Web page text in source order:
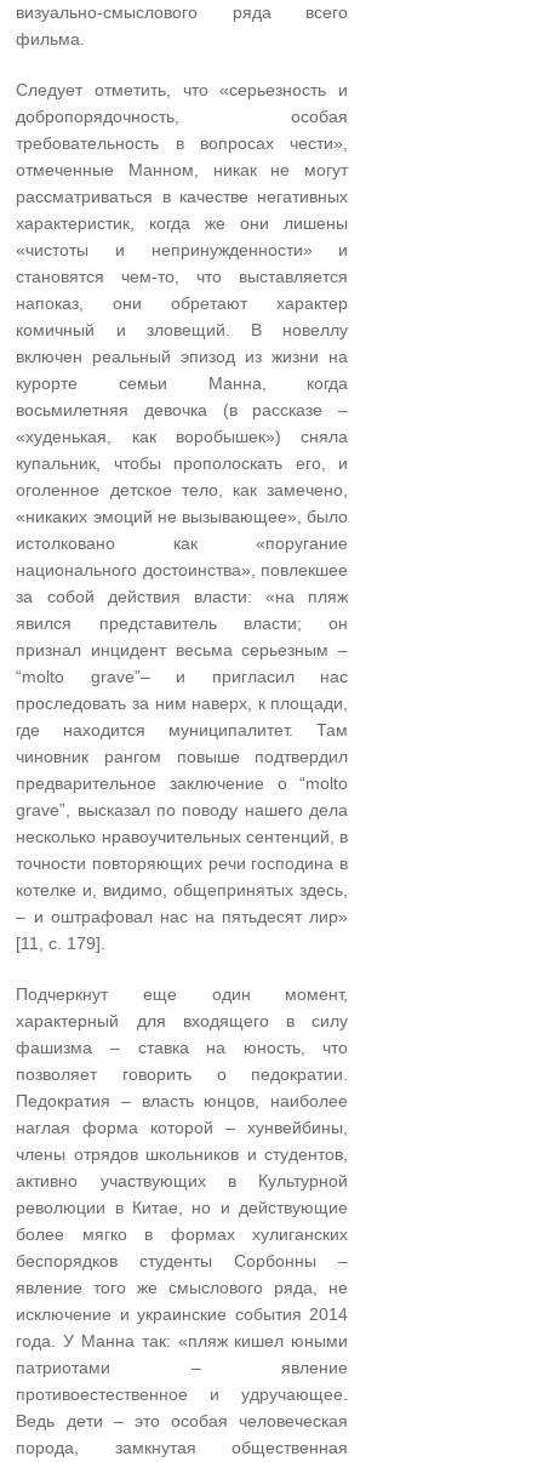
визуально-смыслового ряда всего
фильма.
Следует отметить, что «серьезность и
добропорядочность, особая
требовательность в вопросах чести»,
отмеченные Манном, никак не могут
рассматриваться в качестве негативных
характеристик, когда же они лишены
«чистоты и непринужденности» и
становятся чем-то, что выставляется
напоказ, они обретают характер
комичный и зловещий. В новеллу
включен реальный эпизод из жизни на
курорте семьи Манна, когда
восьмилетняя девочка (в рассказе –
«худенькая, как воробышек») сняла
купальник, чтобы прополоскать его, и
оголенное детское тело, как замечено,
«никаких эмоций не вызывающее», было
истолковано как «поругание
национального достоинства», повлекшее
за собой действия власти: «на пляж
явился представитель власти; он
признал инцидент весьма серьезным –
“molto grave”– и пригласил нас
проследовать за ним наверх, к площади,
где находится муниципалитет. Там
чиновник рангом повыше подтвердил
предварительное заключение о “molto
grave”, высказал по поводу нашего дела
несколько нравоучительных сентенций, в
точности повторяющих речи господина в
котелке и, видимо, общепринятых здесь,
– и оштрафовал нас на пятьдесят лир»
[11, с. 179].
Подчеркнут еще один момент,
характерный для входящего в силу
фашизма – ставка на юность, что
позволяет говорить о педократии.
Педократия – власть юнцов, наиболее
наглая форма которой – хунвейбины,
члены отрядов школьников и студентов,
активно участвующих в Культурной
революции в Китае, но и действующие
более мягко в формах хулиганских
беспорядков студенты Сорбонны –
явление того же смыслового ряда, не
исключение и украинские события 2014
года. У Манна так: «пляж кишел юными
патриотами – явление
противоестественное и удручающее.
Ведь дети – это особая человеческая
порода, замкнутая общественная